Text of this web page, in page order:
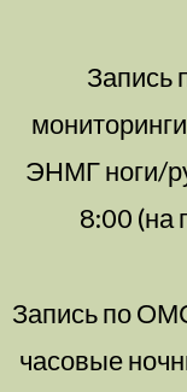
Запись
ЭНМГ ноги/
8:00 (на
Запись по
часовые